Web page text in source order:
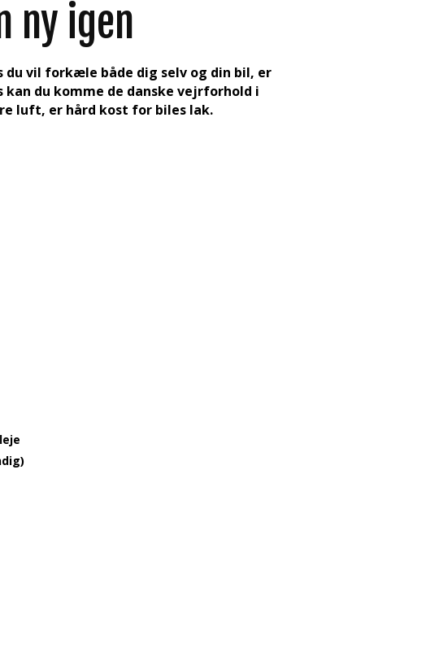
ny igen
du vil forkæle både dig selv og din bil, er
du komme de danske vejrforhold i
luft, er hård kost for biles lak.